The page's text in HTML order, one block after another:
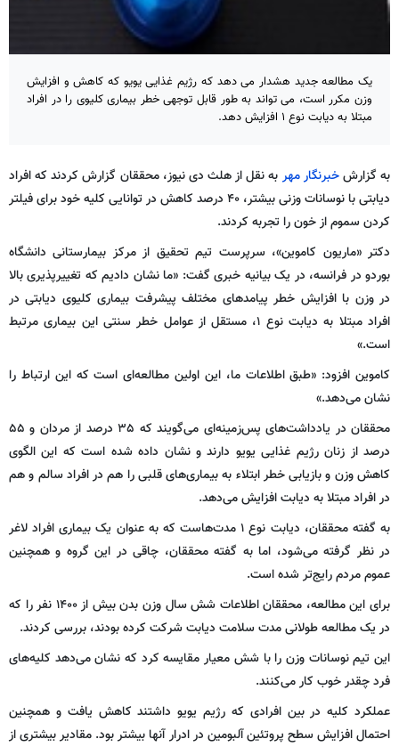
یک مطالعه جدید هشدار می دهد که رژیم غذایی یویو که کاهش و افزایش
وزن مکرر است، می تواند به طور قابل توجهی خطر بیماری کلیوی را در افراد
مبتلا به دیابت نوع ۱ افزایش دهد.
به گزارشخبرنگار مهربه نقل از هلث دی نیوز، محققان گزارش کردند که افراد
دیابتی با نوسانات وزنی بیشتر، ۴۰ درصد کاهش در توانایی کلیه خود برای فیلتر
کردن سموم از خون را تجربه کردند.
دکتر «ماریون کاموین»، سرپرست تیم تحقیق از مرکز بیمارستانی دانشگاه
بوردو در فرانسه، در یک بیانیه خبری گفت: «ما نشان دادیم که تغییرپذیری بالا
در وزن با افزایش خطر پیامدهای مختلف پیشرفت بیماری کلیوی دیابتی در
افراد مبتلا به دیابت نوع ۱، مستقل از عوامل خطر سنتی این بیماری مرتبط
است.»
کاموین افزود: «طبق اطلاعات ما، این اولین مطالعه‌ای است که این ارتباط را
نشان می‌دهد.»
محققان در یادداشت‌های پس‌زمینه‌ای می‌گویند که ۳۵ درصد از مردان و ۵۵
درصد از زنان رژیم غذایی یویو دارند و نشان داده شده است که این الگوی
کاهش وزن و بازیابی خطر ابتلاء به بیماری‌های قلبی را هم در افراد سالم و هم
در افراد مبتلا به دیابت افزایش می‌دهد.
به گفته محققان، دیابت نوع ۱ مدت‌هاست که به عنوان یک بیماری افراد لاغر
در نظر گرفته می‌شود، اما به گفته محققان، چاقی در این گروه و همچنین
عموم مردم رایج‌تر شده است.
برای این مطالعه، محققان اطلاعات شش سال وزن بدن بیش از ۱۴۰۰ نفر را که
در یک مطالعه طولانی مدت سلامت دیابت شرکت کرده بودند، بررسی کردند.
این تیم نوسانات وزن را با شش معیار مقایسه کرد که نشان می‌دهد کلیه‌های
فرد چقدر خوب کار می‌کنند.
عملکرد کلیه در بین افرادی که رژیم یویو داشتند کاهش یافت و همچنین
احتمال افزایش سطح پروتئین آلبومین در ادرار آنها بیشتر بود. مقادیر بیشتری از